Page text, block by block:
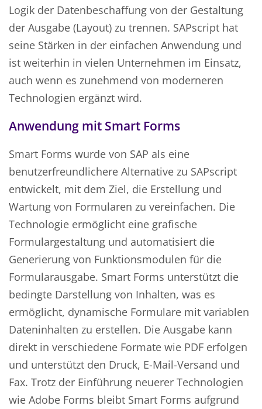
Logik der Datenbeschaffung von der Gestaltung
der Ausgabe (Layout) zu trennen. SAPscript hat
seine Stärken in der einfachen Anwendung und
ist weiterhin in vielen Unternehmen im Einsatz,
auch wenn es zunehmend von moderneren
Technologien ergänzt wird.
Anwendung mit Smart Forms
Smart Forms wurde von SAP als eine
benutzerfreundlichere Alternative zu SAPscript
entwickelt, mit dem Ziel, die Erstellung und
Wartung von Formularen zu vereinfachen. Die
Technologie ermöglicht eine grafische
Formulargestaltung und automatisiert die
Generierung von Funktionsmodulen für die
Formularausgabe. Smart Forms unterstützt die
bedingte Darstellung von Inhalten, was es
ermöglicht, dynamische Formulare mit variablen
Dateninhalten zu erstellen. Die Ausgabe kann
direkt in verschiedene Formate wie PDF erfolgen
und unterstützt den Druck, E-Mail-Versand und
Fax. Trotz der Einführung neuerer Technologien
wie Adobe Forms bleibt Smart Forms aufgrund